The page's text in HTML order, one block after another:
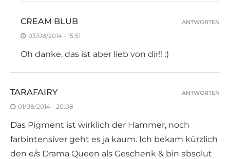
CREAM BLUB
03/08/2014 - 15:51
Oh danke, das ist aber lieb von dir!! :)
ANTWORTEN
TARAFAIRY
01/08/2014 - 20:08
Das Pigment ist wirklich der Hammer, noch
farbintensiver geht es ja kaum. Ich bekam kürzlich
den e/s Drama Queen als Geschenk & bin absolut
ANTWORTEN